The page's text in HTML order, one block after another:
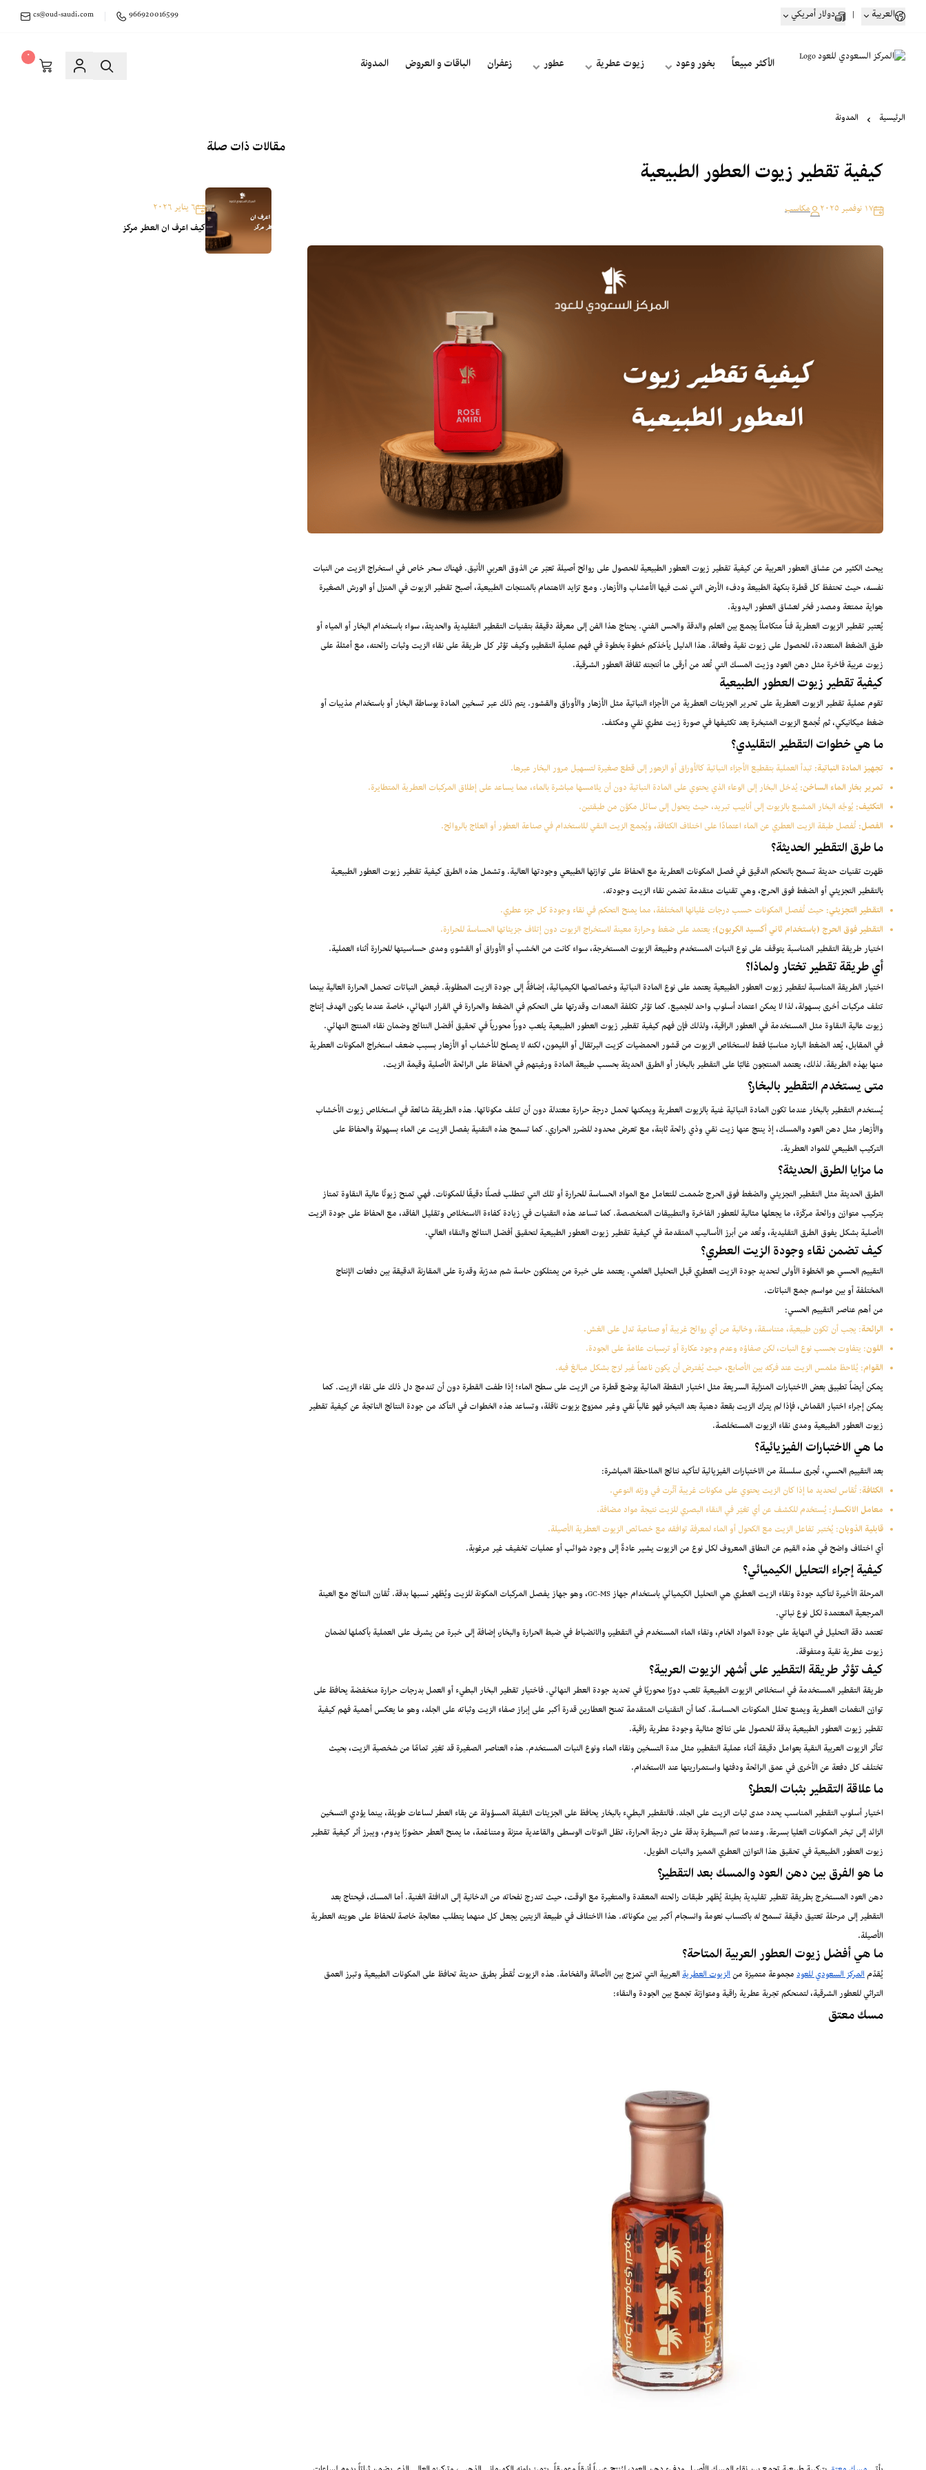
العربية | دولار أمريكي 966920016599
cs@oud-saudi.com
الأكثر مبيعاً بخور وعود زيوت عطرية عطور زعفران الباقات و العروض المدونة
٠
الرئيسية المدونة
كيفية تقطير زيوت العطور الطبيعية
١٧ نوفمبر ٢٠٢٥ مكاسب
يبحث الكثير من عشاق العطور العربية عن كيفية تقطير زيوت العطور الطبيعية للحصول على روائح أصيلة تعبّر عن الذوق العربي الأنيق. فهناك سحر خاص في استخراج الزيت من النبات
نفسه، حيث تحتفظ كل قطرة بنكهة الطبيعة ودفء الأرض التي نمت فيها الأعشاب والأزهار. ومع تزايد الاهتمام بالمنتجات الطبيعية، أصبح تقطير الزيوت في المنزل أو الورش الصغيرة
هواية ممتعة ومصدر فخر لعشاق العطور اليدوية.
يُعتبر تقطير الزيوت العطرية فناً متكاملاً يجمع بين العلم والدقة والحس الفني. يحتاج هذا الفن إلى معرفة دقيقة بتقنيات التقطير التقليدية والحديثة، سواء باستخدام البخار أو المياه أو
طرق الضغط المتعددة، للحصول على زيوت نقية وفعالة. هذا الدليل يأخذكم خطوة بخطوة في فهم عملية التقطير، وكيف تؤثر كل طريقة على نقاء الزيت وثبات رائحته، مع أمثلة على
زيوت عربية فاخرة مثل دهن العود وزيت المسك التي تُعد من أرقى ما أنتجته ثقافة العطور الشرقية.
كيفية تقطير زيوت العطور الطبيعية
تقوم عملية تقطير الزيوت العطرية على تحرير الجزيئات العطرية من الأجزاء النباتية مثل الأزهار والأوراق والقشور. يتم ذلك عبر تسخين المادة بوساطة البخار أو باستخدام مذيبات أو
ضغط ميكانيكي، ثم تُجمع الزيوت المتبخرة بعد تكثيفها في صورة زيت عطري نقي ومكثف.
ما هي خطوات التقطير التقليدي؟
تجهيز المادة النباتية: تبدأ العملية بتقطيع الأجزاء النباتية كالأوراق أو الزهور إلى قطع صغيرة لتسهيل مرور البخار عبرها.
تمرير بخار الماء الساخن: يُدخل البخار إلى الوعاء الذي يحتوي على المادة النباتية دون أن يلامسها مباشرة بالماء، مما يساعد على إطلاق المركبات العطرية المتطايرة.
التكثيف: يُوجَّه البخار المشبع بالزيوت إلى أنابيب تبريد، حيث يتحول إلى سائل مكوَّن من طبقتين.
الفصل: تُفصل طبقة الزيت العطري عن الماء اعتمادًا على اختلاف الكثافة، ويُجمع الزيت النقي للاستخدام في صناعة العطور أو العلاج بالروائح.
ما طرق التقطير الحديثة؟
ظهرت تقنيات حديثة تسمح بالتحكم الدقيق في فصل المكونات العطرية مع الحفاظ على توازنها الطبيعي وجودتها العالية. وتشمل هذه الطرق كيفية تقطير زيوت العطور الطبيعية
بالتقطير التجزيئي أو الضغط فوق الحرج، وهي تقنيات متقدمة تضمن نقاء الزيت وجودته.
التقطير التجزيئي: حيث تُفصل المكونات حسب درجات غليانها المختلفة، مما يمنح التحكم في نقاء وجودة كل جزء عطري.
التقطير فوق الحرج (باستخدام ثاني أكسيد الكربون): يعتمد على ضغط وحرارة معينة لاستخراج الزيوت دون إتلاف جزيئاتها الحساسة للحرارة.
اختيار طريقة التقطير المناسبة يتوقف على نوع النبات المستخدم وطبيعة الزيوت المستخرجة، سواء كانت من الخشب أو الأوراق أو القشور، ومدى حساسيتها للحرارة أثناء العملية.
أي طريقة تقطير تختار ولماذا؟
اختيار الطريقة المناسبة لتقطير زيوت العطور الطبيعية يعتمد على نوع المادة النباتية وخصائصها الكيميائية، إضافةً إلى جودة الزيت المطلوبة. فبعض النباتات تتحمل الحرارة العالية بينما
تتلف مركبات أخرى بسهولة، لذا لا يمكن اعتماد أسلوب واحد للجميع. كما تؤثر تكلفة المعدات وقدرتها على التحكم في الضغط والحرارة في القرار النهائي، خاصة عندما يكون الهدف إنتاج
زيوت عالية النقاوة مثل المستخدمة في العطور الراقية، ولذلك فإن فهم كيفية تقطير زيوت العطور الطبيعية يلعب دوراً محورياً في تحقيق أفضل النتائج وضمان نقاء المنتج النهائي.
في المقابل، يُعد الضغط البارد مناسبًا فقط لاستخلاص الزيوت من قشور الحمضيات كزيت البرتقال أو الليمون، لكنه لا يصلح للأخشاب أو الأزهار بسبب ضعف استخراج المكونات العطرية
منها بهذه الطريقة. لذلك، يعتمد المنتجون غالبًا على التقطير بالبخار أو الطرق الحديثة بحسب طبيعة المادة ورغبتهم في الحفاظ على الرائحة الأصلية وقيمة الزيت.
متى يستخدم التقطير بالبخار؟
يُستخدم التقطير بالبخار عندما تكون المادة النباتية غنية بالزيوت العطرية ويمكنها تحمل درجة حرارة معتدلة دون أن تتلف مكوناتها. هذه الطريقة شائعة في استخلاص زيوت الأخشاب
والأزهار مثل دهن العود والمسك، إذ ينتج عنها زيت نقي وذي رائحة ثابتة، مع تعرض محدود للضرر الحراري. كما تسمح هذه التقنية بفصل الزيت عن الماء بسهولة والحفاظ على
التركيب الطبيعي للمواد العطرية.
ما مزايا الطرق الحديثة؟
الطرق الحديثة مثل التقطير التجزيئي والضغط فوق الحرج صُممت للتعامل مع المواد الحساسة للحرارة أو تلك التي تتطلب فصلًا دقيقًا للمكونات. فهي تمنح زيوتًا عالية النقاوة تمتاز
بتركيب متوازن ورائحة مركّزة، ما يجعلها مثالية للعطور الفاخرة والتطبيقات المتخصصة. كما تساعد هذه التقنيات في زيادة كفاءة الاستخلاص وتقليل الفاقد، مع الحفاظ على جودة الزيت
الأصلية بشكل يفوق الطرق التقليدية، وتُعد من أبرز الأساليب المتقدمة في كيفية تقطير زيوت العطور الطبيعية لتحقيق أفضل النتائج والنقاء العالي.
كيف تضمن نقاء وجودة الزيت العطري؟
التقييم الحسي هو الخطوة الأولى لتحديد جودة الزيت العطري قبل التحليل العلمي. يعتمد على خبرة من يمتلكون حاسة شم مدرّبة وقدرة على المقارنة الدقيقة بين دفعات الإنتاج
المختلفة أو بين مواسم جمع النباتات.
من أهم عناصر التقييم الحسي:
الرائحة: يجب أن تكون طبيعية، متناسقة، وخالية من أي روائح غريبة أو صناعية تدل على الغش.
اللون: يتفاوت بحسب نوع النبات، لكن صفاؤه وعدم وجود عكارة أو ترسبات علامة على الجودة.
القوام: يُلاحظ ملمس الزيت عند فركه بين الأصابع، حيث يُفترض أن يكون ناعماً غير لزج بشكل مبالغ فيه.
يمكن أيضاً تطبيق بعض الاختبارات المنزلية السريعة مثل اختبار النقطة المائية بوضع قطرة من الزيت على سطح الماء؛ إذا طفت القطرة دون أن تندمج دل ذلك على نقاء الزيت. كما
يمكن إجراء اختبار القماش، فإذا لم يترك الزيت بقعة دهنية بعد التبخر، فهو غالباً نقي وغير ممزوج بزيوت ناقلة، وتساعد هذه الخطوات في التأكد من جودة النتائج الناتجة عن كيفية تقطير
زيوت العطور الطبيعية ومدى نقاء الزيوت المستخلصة.
ما هي الاختبارات الفيزيائية؟
بعد التقييم الحسي، تُجرى سلسلة من الاختبارات الفيزيائية لتأكيد نتائج الملاحظة المباشرة:
الكثافة: تُقاس لتحديد ما إذا كان الزيت يحتوي على مكونات غريبة أثّرت في وزنه النوعي.
معامل الانكسار: يُستخدم للكشف عن أي تغيّر في النقاء البصري للزيت نتيجة مواد مضافة.
قابلية الذوبان: يُختبر تفاعل الزيت مع الكحول أو الماء لمعرفة توافقه مع خصائص الزيوت العطرية الأصيلة.
أي اختلاف واضح في هذه القيم عن النطاق المعروف لكل نوع من الزيوت يشير عادةً إلى وجود شوائب أو عمليات تخفيف غير مرغوبة.
كيفية إجراء التحليل الكيميائي؟
المرحلة الأخيرة لتأكيد جودة ونقاء الزيت العطري هي التحليل الكيميائي باستخدام جهاز GC-MS، وهو جهاز يفصل المركبات المكونة للزيت ويُظهر نسبها بدقة. تُقارن النتائج مع العينة
المرجعية المعتمدة لكل نوع نباتي.
تعتمد دقة التحليل في النهاية على جودة المواد الخام، ونقاء الماء المستخدم في التقطير، والانضباط في ضبط الحرارة والبخار، إضافة إلى خبرة من يشرف على العملية بأكملها لضمان
زيوت عطرية نقية ومتفوقة.
كيف تؤثر طريقة التقطير على أشهر الزيوت العربية؟
طريقة التقطير المستخدمة في استخلاص الزيوت الطبيعية تلعب دورًا محوريًا في تحديد جودة العطر النهائي. فاختيار تقطير البخار البطيء أو العمل بدرجات حرارة منخفضة يحافظ على
توازن النغمات العطرية ويمنع تحلل المكونات الحساسة. كما أن التقنيات المتقدمة تمنح العطارين قدرة أكبر على إبراز صفاء الزيت وثباته على الجلد، وهو ما يعكس أهمية فهم كيفية
تقطير زيوت العطور الطبيعية بدقة للحصول على نتائج مثالية وجودة عطرية راقية.
تتأثر الزيوت العربية النقية بعوامل دقيقة أثناء عملية التقطير، مثل مدة التسخين ونقاء الماء ونوع النبات المستخدم. هذه العناصر الصغيرة قد تغيّر تمامًا من شخصية الزيت، بحيث
تختلف كل دفعة عن الأخرى في عمق الرائحة ودفئها واستمراريتها عند الاستخدام.
ما علاقة التقطير بثبات العطر؟
اختيار أسلوب التقطير المناسب يحدد مدى ثبات الزيت على الجلد. فالتقطير البطيء بالبخار يحافظ على الجزيئات الثقيلة المسؤولة عن بقاء العطر لساعات طويلة، بينما يؤدي التسخين
الزائد إلى تبخر المكونات العليا بسرعة. وعندما تتم السيطرة بدقة على درجة الحرارة، تظل النوتات الوسطى والقاعدية متزنة ومتناغمة، ما يمنح العطر حضورًا يدوم، ويبرز أثر كيفية تقطير
زيوت العطور الطبيعية في تحقيق هذا التوازن العطري المميز والثبات الطويل.
ما هو الفرق بين دهن العود والمسك بعد التقطير؟
دهن العود المستخرج بطريقة تقطير تقليدية بطيئة يُظهر طبقات رائحته المعقدة والمتغيرة مع الوقت، حيث تتدرج نفحاته من الدخانية إلى الدافئة الغنية. أما المسك، فيحتاج بعد
التقطير إلى مرحلة تعتيق دقيقة تسمح له باكتساب نعومة وانسجام أكبر بين مكوناته. هذا الاختلاف في طبيعة الزيتين يجعل كل منهما يتطلب معالجة خاصة للحفاظ على هويته العطرية
الأصيلة.
ما هي أفضل زيوت العطور العربية المتاحة؟
يُقدّمالمركز السعودي للعودمجموعة متميزة منالزيوت العطريةالعربية التي تمزج بين الأصالة والفخامة. هذه الزيوت تُقطّر بطرق حديثة تحافظ على المكونات الطبيعية وتبرز العمق
التراثي للعطور الشرقية، لتمنحكم تجربة عطرية راقية ومتوازنة تجمع بين الجودة والنقاء:
مسك معتق
مقالات ذات صلة
٦ يناير ٢٠٢٦
كيف اعرف ان العطر مركز